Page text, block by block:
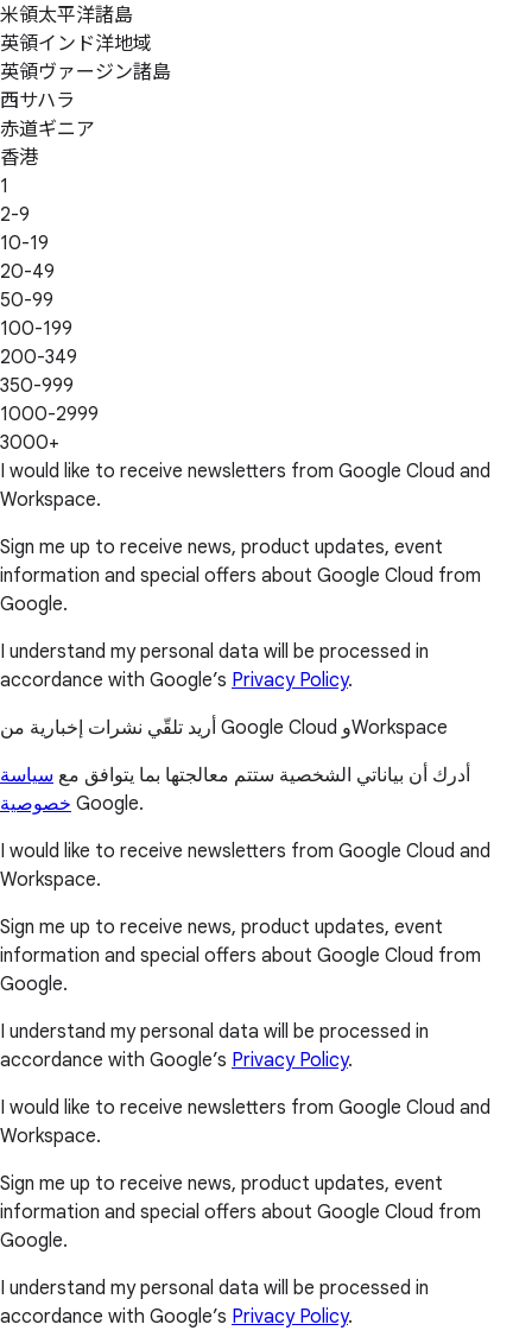
米領太平洋諸島
英領インド洋地域
英領ヴァージン諸島
西サハラ
赤道ギニア
香港
1
2-9
10-19
20-49
50-99
100-199
200-349
350-999
1000-2999
3000+
I would like to receive newsletters from Google Cloud and
Workspace.
Sign me up to receive news, product updates, event
information and special offers about Google Cloud from
Google.
I understand my personal data will be processed in
accordance with Google’s Privacy Policy.
أريد تلقّي نشرات إخبارية من Google Cloud وWorkspace
أدرك أن بياناتي الشخصية ستتم معالجتها بما يتوافق مع سياسة
خصوصية Google.
I would like to receive newsletters from Google Cloud and
Workspace.
Sign me up to receive news, product updates, event
information and special offers about Google Cloud from
Google.
I understand my personal data will be processed in
accordance with Google’s Privacy Policy.
I would like to receive newsletters from Google Cloud and
Workspace.
Sign me up to receive news, product updates, event
information and special offers about Google Cloud from
Google.
I understand my personal data will be processed in
accordance with Google’s Privacy Policy.